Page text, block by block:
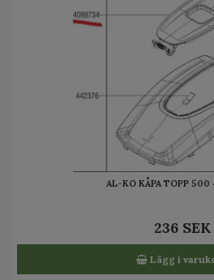
AL-KO KÅPA TOPP
236 SEK
Lägg i